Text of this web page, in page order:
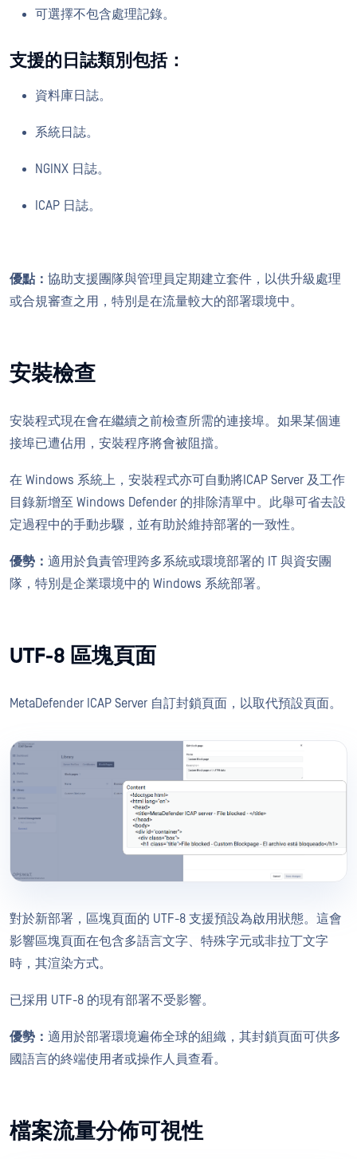
可選擇不包含處理記錄。
支援的日誌類別包括：
資料庫日誌。
系統日誌。
NGINX 日誌。
ICAP 日誌。
優點： 協助支援團隊與管理員定期建立套件，以供升級處理
或合規審查之用，特別是在流量較大的部署環境中。
安裝檢查
安裝程式現在會在繼續之前檢查所需的連接埠。如果某個連
接埠已遭佔用，安裝程序將會被阻擋。
在 Windows 系統上，安裝程式亦可自動將ICAP Server 及工作
目錄新增至 Windows Defender 的排除清單中。此舉可省去設
定過程中的手動步驟，並有助於維持部署的一致性。
優勢： 適用於負責管理跨多系統或環境部署的 IT 與資安團
隊，特別是企業環境中的 Windows 系統部署。
UTF-8 區塊頁面
MetaDefender ICAP Server 自訂封鎖頁面，以取代預設頁面。
對於新部署，區塊頁面的 UTF-8 支援預設為啟用狀態。這會
影響區塊頁面在包含多語言文字、特殊字元或非拉丁文字
時，其渲染方式。
已採用 UTF-8 的現有部署不受影響。
優勢： 適用於部署環境遍佈全球的組織，其封鎖頁面可供多
國語言的終端使用者或操作人員查看。
檔案流量分佈可視性